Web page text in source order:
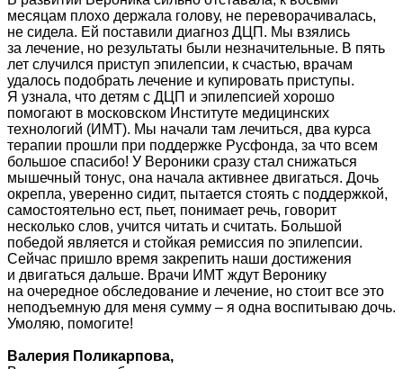
месяцам плохо держала голову, не переворачивалась,
не сидела. Ей поставили диагноз ДЦП. Мы взялись
за лечение, но результаты были незначительные. В пять
лет случился приступ эпилепсии, к счастью, врачам
удалось подобрать лечение и купировать приступы.
Я узнала, что детям с ДЦП и эпилепсией хорошо
помогают в московском Институте медицинских
технологий (ИМТ). Мы начали там лечиться, два курса
терапии прошли при поддержке Русфонда, за что всем
большое спасибо! У Вероники сразу стал снижаться
мышечный тонус, она начала активнее двигаться. Дочь
окрепла, уверенно сидит, пытается стоять с поддержкой,
самостоятельно ест, пьет, понимает речь, говорит
несколько слов, учится читать и считать. Большой
победой является и стойкая ремиссия по эпилепсии.
Сейчас пришло время закрепить наши достижения
и двигаться дальше. Врачи ИМТ ждут Веронику
на очередное обследование и лечение, но стоит все это
неподъемную для меня сумму – я одна воспитываю дочь.
Умоляю, помогите!
Валерия Поликарпова,